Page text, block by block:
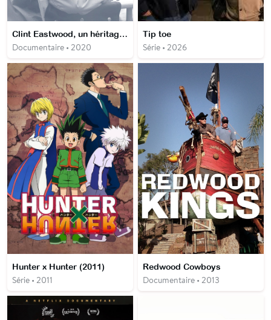
Clint Eastwood, un héritage cinématographique
Documentaire • 2020
Tip toe
Série • 2026
Hunter x Hunter (2011)
Série • 2011
Redwood Cowboys
Documentaire • 2013